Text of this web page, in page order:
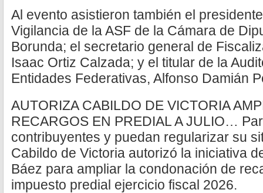
Al evento asistieron también el
Vigilancia de la ASF de la Cámara de
Borunda; el secretario general de
Isaac Ortiz Calzada; y el titular de la
Entidades Federativas, Alfonso Damián
AUTORIZA CABILDO DE VICTORIA
RECARGOS EN PREDIAL A JULIO…
contribuyentes y puedan regularizar su
Cabildo de Victoria autorizó la iniciativa
Báez para ampliar la condonación de
impuesto predial ejercicio fiscal 2026.